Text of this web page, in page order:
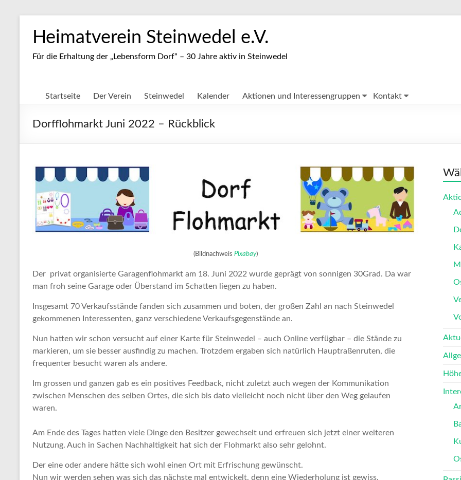
Inhalt
springenHeimatverein Steinwedel e.V.
Für die Erhaltung der „Lebensform Dorf“ – 30 Jahre aktiv in Steinwedel
Startseite Der Verein Steinwedel Kalender Aktionen und Interessengruppen Kontakt
Dorfflohmarkt Juni 2022 – Rückblick
(Bildnachweis Pixabay)
Der privat organisierte Garagenflohmarkt am 18. Juni 2022 wurde geprägt von sonnigen 30Grad. Da war
man froh seine Garage oder Überstand im Schatten liegen zu haben.
Insgesamt 70 Verkaufsstände fanden sich zusammen und boten, der großen Zahl an nach Steinwedel
gekommenen Interessenten, ganz verschiedene Verkaufsgegenstände an.
Nun hatten wir schon versucht auf einer Karte für Steinwedel – auch Online verfügbar – die Stände zu
markieren, um sie besser ausfindig zu machen. Trotzdem ergaben sich natürlich Hauptraßenruten, die
frequenter besucht waren als andere.
Im grossen und ganzen gab es ein positives Feedback, nicht zuletzt auch wegen der Kommunikation
zwischen Menschen des selben Ortes, die sich bis dato vielleicht noch nicht über den Weg gelaufen
waren.
Am Ende des Tages hatten viele Dinge den Besitzer gewechselt und erfreuen sich jetzt einer weiteren
Nutzung. Auch in Sachen Nachhaltigkeit hat sich der Flohmarkt also sehr gelohnt.
Der eine oder andere hätte sich wohl einen Ort mit Erfrischung gewünscht.
Nun wir werden sehen was sich das nächste mal entwickelt, denn eine Wiederholung ist gewiss.